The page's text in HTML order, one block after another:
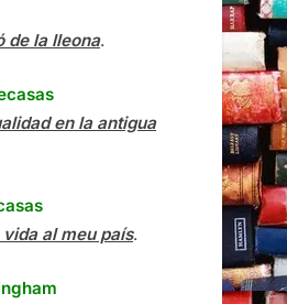
de la lleona.
en la antigua
vida al meu país.